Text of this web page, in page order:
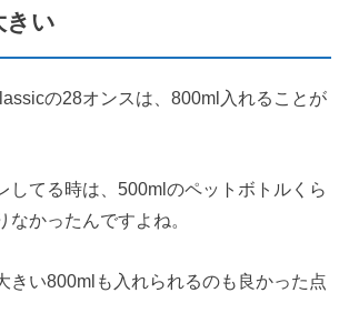
い
の28オンスは、800ml入れることが
してる時は、500mlのペットボトルくら
なかったんですよね。
きい800mlも入れられるのも良かった点